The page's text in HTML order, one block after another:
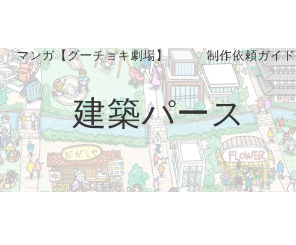
マンガ【グーチョキ劇場】 制作依頼ガイド
建築パース